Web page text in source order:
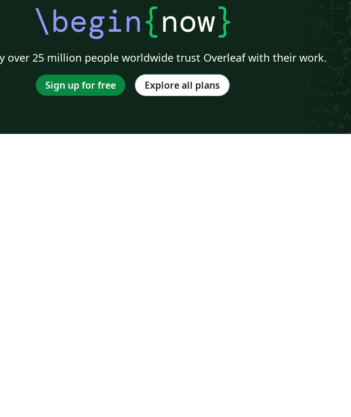
\begin{now}
over 25 million people worldwide trust Overleaf with their work.
Sign up for free Explore all plans